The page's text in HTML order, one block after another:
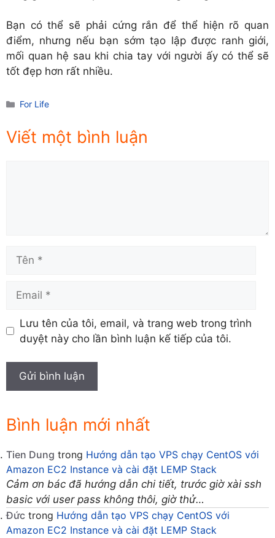
Bạn có thể sẽ phải cứng rắn để thể hiện rõ quan
điểm, nhưng nếu bạn sớm tạo lập được ranh giới,
mối quan hệ sau khi chia tay với người ấy có thể sẽ
tốt đẹp hơn rất nhiều.
Danh
For Life
Viết một bình luận
Lưu tên của tôi, email, và trang web trong trình
duyệt này cho lần bình luận kế tiếp của tôi.
Bình luận mới nhất
Tien Dung trong Hướng dẫn tạo VPS chạy CentOS với
Amazon EC2 Instance và cài đặt LEMP Stack
Cảm ơn bác đã hướng dẫn chi tiết, trước giờ xài ssh
basic với user pass không thôi, giờ thử…
Đức trong Hướng dẫn tạo VPS chạy CentOS với
Amazon EC2 Instance và cài đặt LEMP Stack